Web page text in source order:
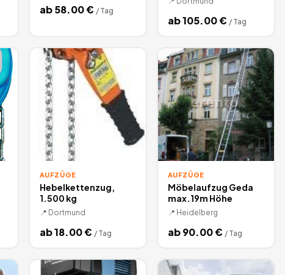
ab58.00€ / Tag
ab105.00€ / Tag
AUFZÜGE
Hebelkettenzug,
1.500 kg
📍 Dortmund
ab18.00€ / Tag
AUFZÜGE
Möbelaufzug Geda
max.19m Höhe
📍 Heidelberg
ab90.00€ / Tag